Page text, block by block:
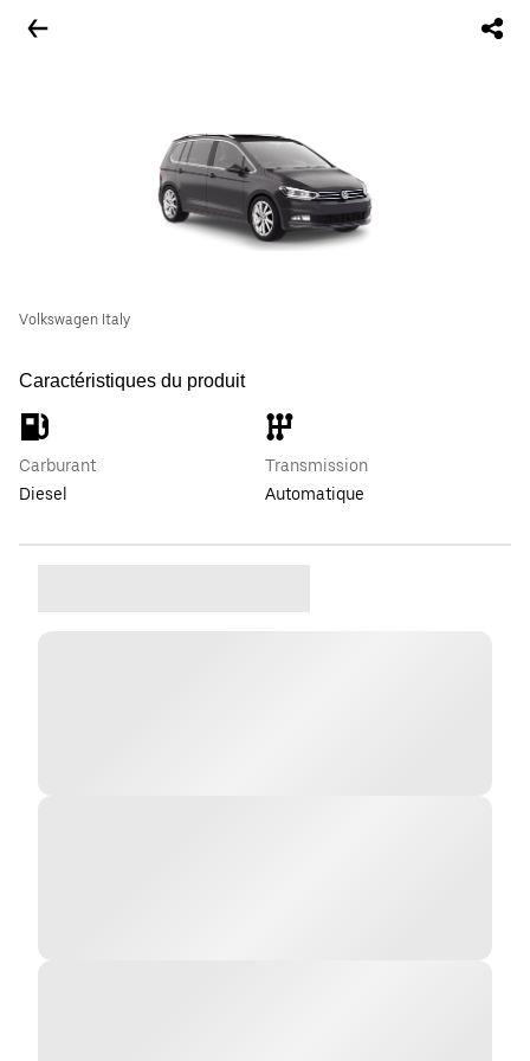
Volkswagen Italy
Caractéristiques du produit
Carburant
Diesel
Transmission
Automatique